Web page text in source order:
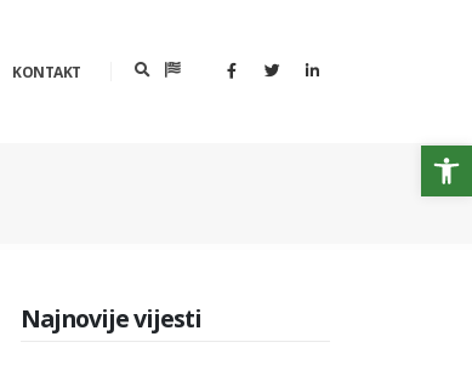
KONTAKT
Najnovije vijesti